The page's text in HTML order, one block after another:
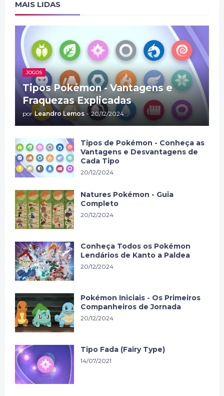
MAIS LIDAS
JOGOS
Tipos Pokémon - Vantagens e
Fraquezas Explicadas
por Leandro Lemos - 20/12/2024
Tipos de Pokémon - Conheça as
Vantagens e Desvantagens de
Cada Tipo
20/12/2024
Natures Pokémon - Guia
Completo
20/12/2024
Conheça Todos os Pokémon
Lendários de Kanto a Paldea
20/12/2024
Pokémon Iniciais - Os Primeiros
Companheiros de Jornada
20/12/2024
Tipo Fada (Fairy Type)
14/07/2021